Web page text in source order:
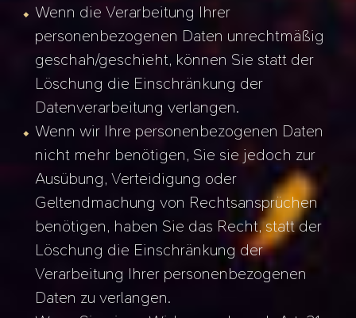
Wenn die Verarbeitung Ihrer
personenbezogenen Daten unrechtmäßig
geschah/geschieht, können Sie statt der
Löschung die Einschränkung der
Datenverarbeitung verlangen.
Wenn wir Ihre personenbezogenen Daten
nicht mehr benötigen, Sie sie jedoch zur
Ausübung, Verteidigung oder
Geltendmachung von Rechtsansprüchen
benötigen, haben Sie das Recht, statt der
Löschung die Einschränkung der
Verarbeitung Ihrer personenbezogenen
Daten zu verlangen.